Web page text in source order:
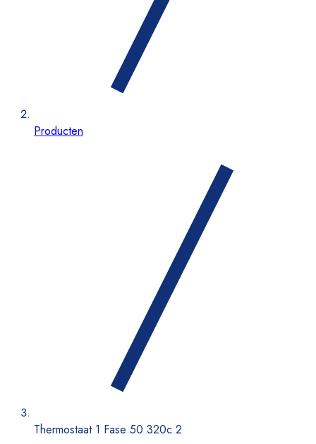
Producten
Thermostaat 1 Fase 50 320c 2